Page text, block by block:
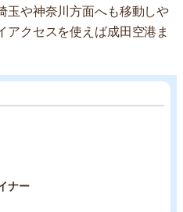
玉や神奈川方面へも移動しや
アクセスを使えば成田空港ま
ナー